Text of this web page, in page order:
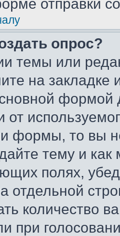
отправки
опрос?
темы или
на
формой
от
формы, то вы
тему и
полях,
отдельной
количество
при